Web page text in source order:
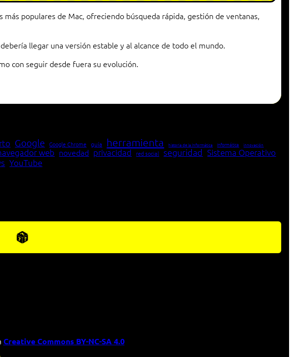
populares de Mac, ofreciendo búsqueda rápida, gestión de ventanas,
llegar una versión estable y al alcance de todo el mundo.
con seguir desde fuera su evolución.
Google Google Chrome guía herramienta historia de la Informática Informática innovación
web novedad privacidad red social seguridad Sistema Operativo
YouTube
Creative Commons BY-NC-SA 4.0